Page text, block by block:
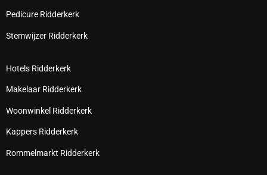
Pedicure Ridderkerk
Stemwijzer Ridderkerk
Hotels Ridderkerk
Makelaar Ridderkerk
Woonwinkel Ridderkerk
Kappers Ridderkerk
Rommelmarkt Ridderkerk